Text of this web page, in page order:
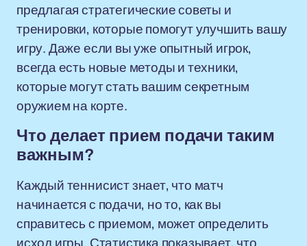
предлагая стратегические советы и
тренировки, которые помогут улучшить вашу
игру. Даже если вы уже опытный игрок,
всегда есть новые методы и техники,
которые могут стать вашим секретным
оружием на корте.
Что делает прием подачи таким
важным?
Каждый теннисист знает, что матч
начинается с подачи, но то, как вы
справитесь с приемом, может определить